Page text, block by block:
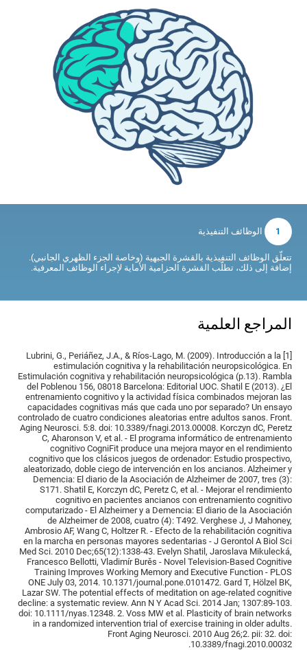
1 الوظائف التنفيذية
تتعلّق الوظائف التنفيذية بالقشرة الجبهية (وخاصة الجزء الظهري الجانبي).
إضافة إلى ذلك، تطلّب القشرة الحزامية الأماية لإجراء الوظائف المعرفية.
المراجع العلمية
[1] Lubrini, G., Periáñez, J.A., & Ríos-Lago, M. (2009). Introducción a la
estimulación cognitiva y la rehabilitación neuropsicológica. En
Estimulación cognitiva y rehabilitación neuropsicológica (p.13). Rambla
del Poblenou 156, 08018 Barcelona: Editorial UOC. Shatil E (2013). ¿El
entrenamiento cognitivo y la actividad física combinados mejoran las
capacidades cognitivas más que cada uno por separado? Un ensayo
controlado de cuatro condiciones aleatorias entre adultos sanos. Front.
Aging Neurosci. 5:8. doi: 10.3389/fnagi.2013.00008. Korczyn dC, Peretz
C, Aharonson V, et al. - El programa informático de entrenamiento
cognitivo CogniFit produce una mejora mayor en el rendimiento
cognitivo que los clásicos juegos de ordenador: Estudio prospectivo,
aleatorizado, doble ciego de intervención en los ancianos. Alzheimer y
Demencia: El diario de la Asociación de Alzheimer de 2007, tres (3):
S171. Shatil E, Korczyn dC, Peretz C, et al. - Mejorar el rendimiento
cognitivo en pacientes ancianos con entrenamiento cognitivo
computarizado - El Alzheimer y a Demencia: El diario de la Asociación
de Alzheimer de 2008, cuatro (4): T492. Verghese J, J Mahoney,
Ambrosio AF, Wang C, Holtzer R. - Efecto de la rehabilitación cognitiva
en la marcha en personas mayores sedentarias - J Gerontol A Biol Sci
Med Sci. 2010 Dec;65(12):1338-43. Evelyn Shatil, Jaroslava Mikulecká,
Francesco Bellotti, Vladimír Burěs - Novel Television-Based Cognitive
Training Improves Working Memory and Executive Function - PLOS
ONE July 03, 2014. 10.1371/journal.pone.0101472. Gard T, Hölzel BK,
Lazar SW. The potential effects of meditation on age-related cognitive
decline: a systematic review. Ann N Y Acad Sci. 2014 Jan; 1307:89-103.
doi: 10.1111/nyas.12348. 2. Voss MW et al. Plasticity of brain networks
in a randomized intervention trial of exercise training in older adults.
Front Aging Neurosci. 2010 Aug 26;2. pii: 32. doi:
10.3389/fnagi.2010.00032.